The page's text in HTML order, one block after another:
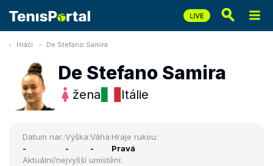
Hráči De Stefano Samira
De Stefano Samira
žena Itálie
Datum nar.:
-
Výška:
-
Váha:
-
Hraje rukou:
Pravá
Aktuální/nejvyšší umístění: